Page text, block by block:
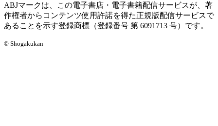
ABJマークは、この電子書店・電子書籍配信サービスが、著
作権者からコンテンツ使用許諾を得た正規版配信サービスで
あることを示す登録商標（登録番号 第 6091713 号）です。
© Shogakukan